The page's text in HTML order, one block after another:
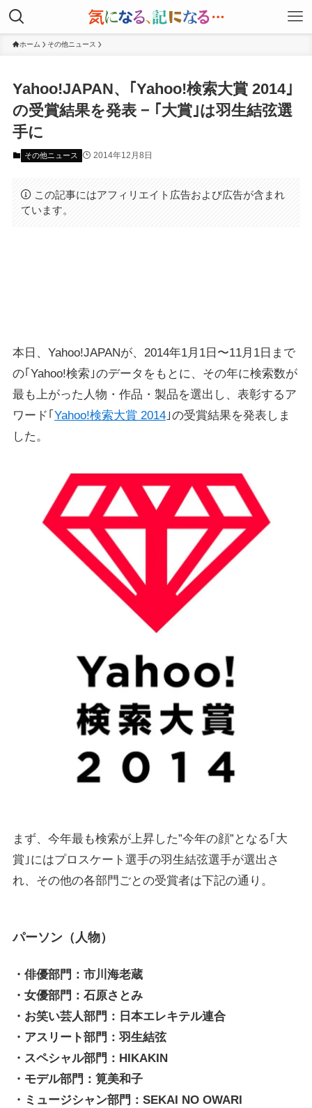
ホーム その他ニュース
Yahoo!JAPAN、｢Yahoo!検索大賞 2014｣
の受賞結果を発表 − ｢大賞｣は羽生結弦選
手に
その他ニュース 2014年12月8日
この記事にはアフィリエイト広告および広告が含まれ
ています。
本日、Yahoo!JAPANが、2014年1月1日〜11月1日まで
の｢Yahoo!検索｣のデータをもとに、その年に検索数が
最も上がった人物・作品・製品を選出し、表彰するア
ワード｢ Yahoo!検索大賞 2014｣の受賞結果を発表しま
した。
まず、今年最も検索が上昇した”今年の顔”となる｢大
賞｣にはプロスケート選手の羽生結弦選手が選出さ
れ、その他の各部門ごとの受賞者は下記の通り。
パーソン（人物）
・俳優部門：市川海老蔵
・女優部門：石原さとみ
・お笑い芸人部門：日本エレキテル連合
・アスリート部門：羽生結弦
・スペシャル部門：HIKAKIN
・モデル部門：筧美和子
・ミュージシャン部門：SEKAI NO OWARI